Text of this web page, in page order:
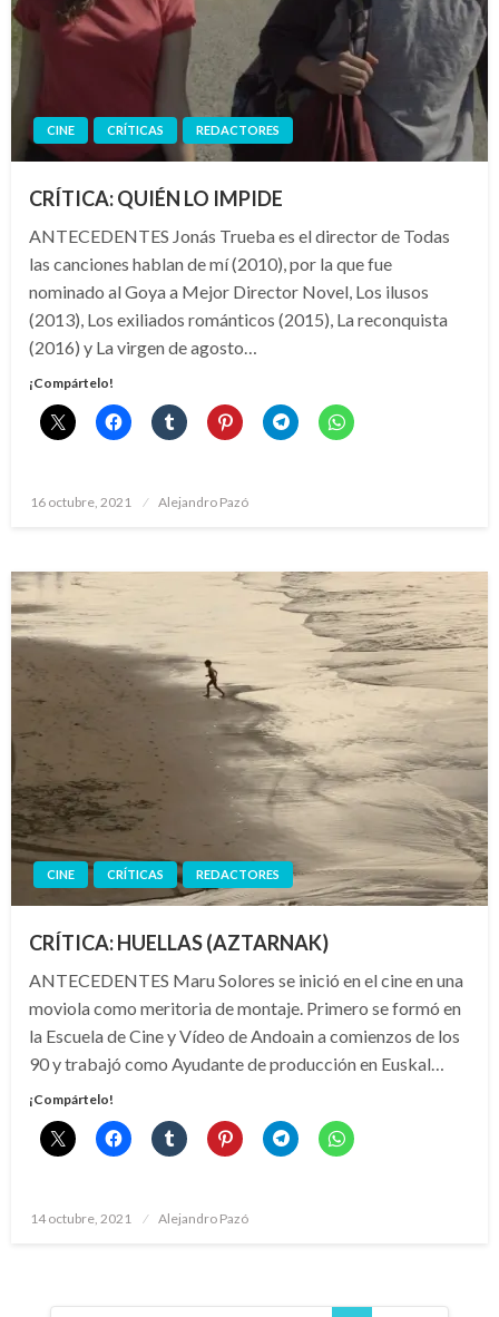
CINE CRÍTICAS REDACTORES
CRÍTICA: QUIÉN LO IMPIDE
ANTECEDENTES Jonás Trueba es el director de Todas
las canciones hablan de mí (2010), por la que fue
nominado al Goya a Mejor Director Novel, Los ilusos
(2013), Los exiliados románticos (2015), La reconquista
(2016) y La virgen de agosto…
¡Compártelo!
Publicado
16 octubre, 2021 Alejandro Pazó
CINE CRÍTICAS REDACTORES
CRÍTICA: HUELLAS (AZTARNAK)
ANTECEDENTES Maru Solores se inició en el cine en una
moviola como meritoria de montaje. Primero se formó en
la Escuela de Cine y Vídeo de Andoain a comienzos de los
90 y trabajó como Ayudante de producción en Euskal…
¡Compártelo!
Publicado
14 octubre, 2021 Alejandro Pazó
Paginación